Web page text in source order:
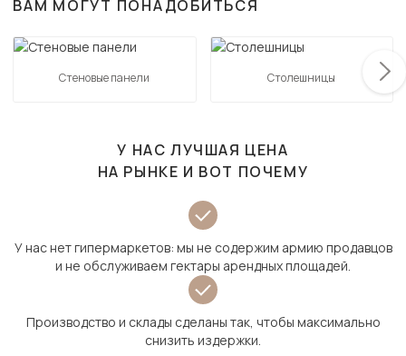
ВАМ МОГУТ ПОНАДОБИТЬСЯ
Стеновые панели Столешницы
У НАС ЛУЧШАЯ ЦЕНА
НА РЫНКЕ И ВОТ ПОЧЕМУ
У нас нет гипермаркетов: мы не содержим армию продавцов
и не обслуживаем гектары арендных площадей.
Производство и склады сделаны так, чтобы максимально
снизить издержки.